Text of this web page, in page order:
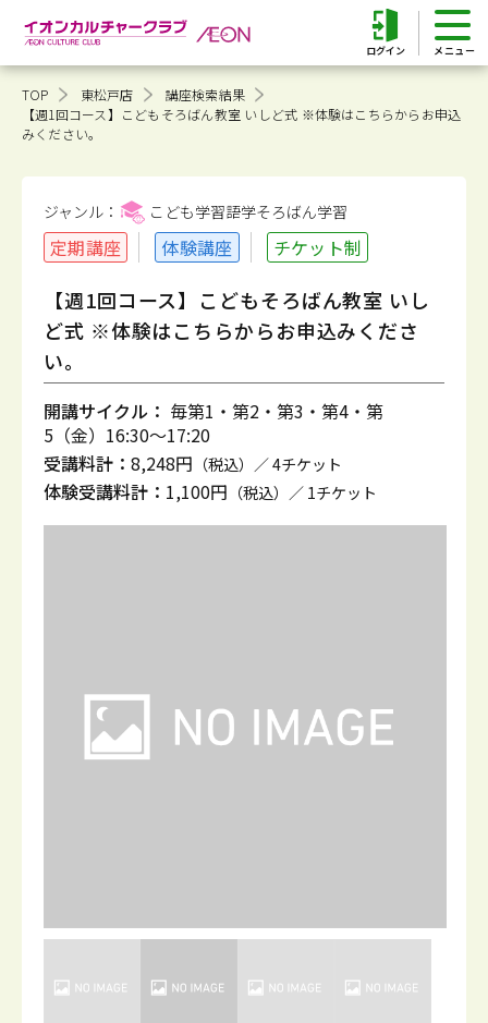
ログイン
TOP 東松戸店
講座検索結果
【週1回コース】こどもそろばん教室 いしど式 ※体験はこちらからお申込
みください。
ジャンル： こども学習語学そろばん学習
定期講座 体験講座 チケット制
【週1回コース】こどもそろばん教室 いし
ど式 ※体験はこちらからお申込みくださ
い。
開講サイクル： 毎第1・第2・第3・第4・第
5（金）16:30～17:20
受講料計： 8,248円 （税込）／ 4チケット
体験受講料計： 1,100円 （税込）／ 1チケット